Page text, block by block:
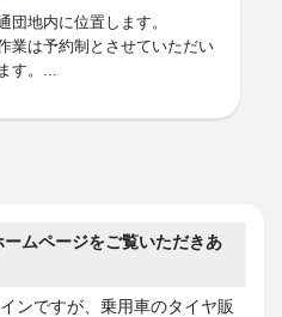
XⅢ･GR-XⅢ TYPE RV ﾚｸﾞ
ｰ･ﾀｲﾌﾟｱｰﾙﾌﾞｲ
団地内に位置します。
業は予約制とさせていただい
す。...
をご覧いただきあ
ンですが、乗用車のタイヤ販